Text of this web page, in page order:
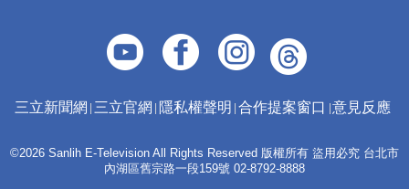
三立新聞網 三立官網 隱私權聲明 合作提案窗口 意見反應
©2026 Sanlih E-Television All Rights Reserved 版權所有 盜用必究 台北市
內湖區舊宗路一段159號 02-8792-8888